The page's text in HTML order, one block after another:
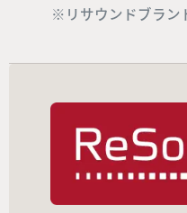
※リサウンドブラン